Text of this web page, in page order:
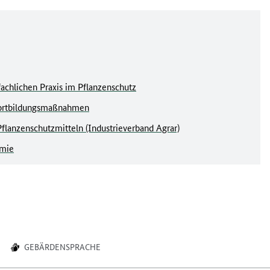
Praxis im Pflanzenschutz
(Industrieverband Agrar)
GEBÄRDENSPRACHE